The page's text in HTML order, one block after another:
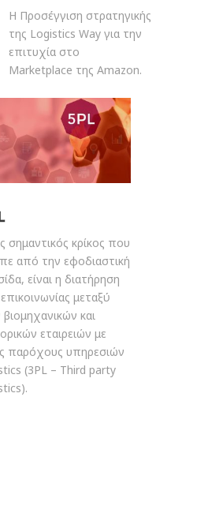
Η Προσέγγιση στρατηγικής
της Logistics Way για την
επιτυχία στο
Marketplace της Amazon.
σημαντικός κρίκος που
από την εφοδιαστική
είναι η διατήρηση
μεταξύ
και
εταιρειών με
παρόχους υπηρεσιών
(3PL – Third party